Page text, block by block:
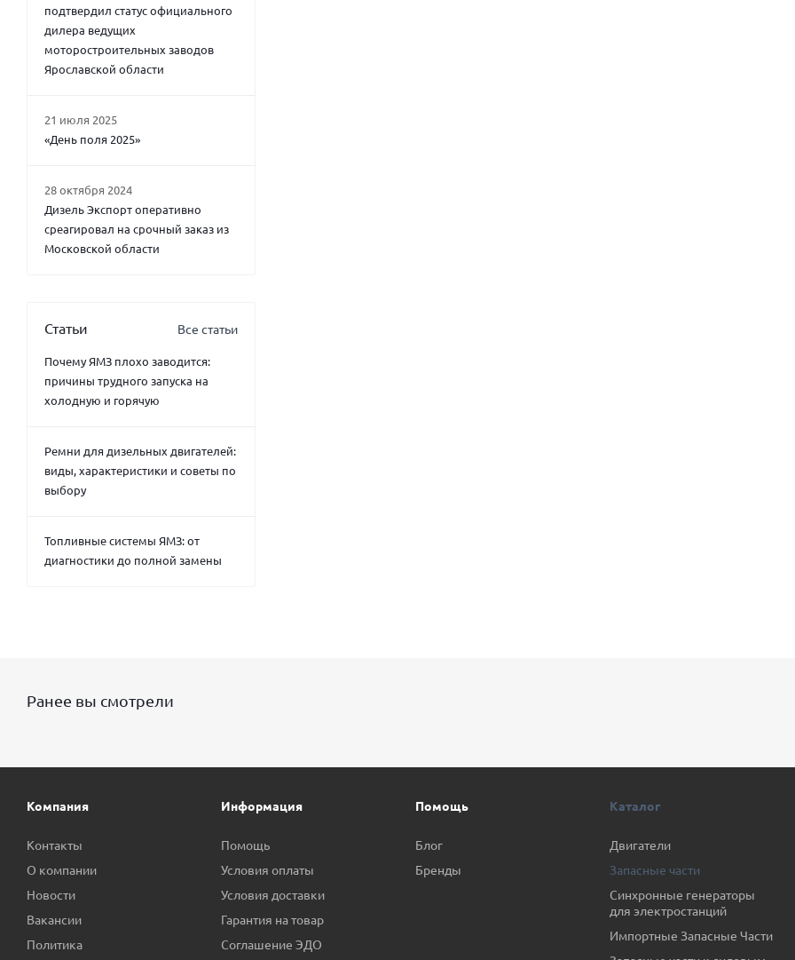
подтвердил статус официального
дилера ведущих
моторостроительных заводов
Ярославской области
21 июля 2025
«День поля 2025»
28 октября 2024
Дизель Экспорт оперативно
среагировал на срочный заказ из
Московской области
Статьи Все статьи
Почему ЯМЗ плохо заводится:
причины трудного запуска на
холодную и горячую
Ремни для дизельных двигателей:
виды, характеристики и советы по
выбору
Топливные системы ЯМЗ: от
диагностики до полной замены
Ранее вы смотрели
Компания
Контакты
О компании
Новости
Вакансии
Политика
Информация
Помощь
Условия оплаты
Условия доставки
Гарантия на товар
Соглашение ЭДО
Помощь
Блог
Бренды
Каталог
Двигатели
Запасные части
Синхронные генераторы
для электростанций
Импортные Запасные Части